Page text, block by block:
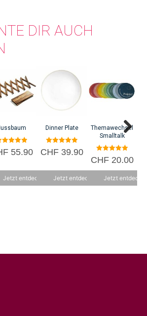
DIR AUCH
5.00
von 5
55.90
Jetzt entdecken
Dinner Plate
5.00
von 5
CHF39.90
Jetzt entdecken
Themawechsel
Smalltalk
5.00
von 5
CHF20.00
Jetzt